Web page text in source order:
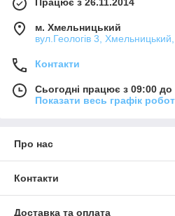
Працює з 26.11.2014
м. Хмельницький
вул.Геологів 3,
Контакти
Сьогодні працює з 09:00 до
Показати весь графік
Про нас
Контакти
Доставка та оплата